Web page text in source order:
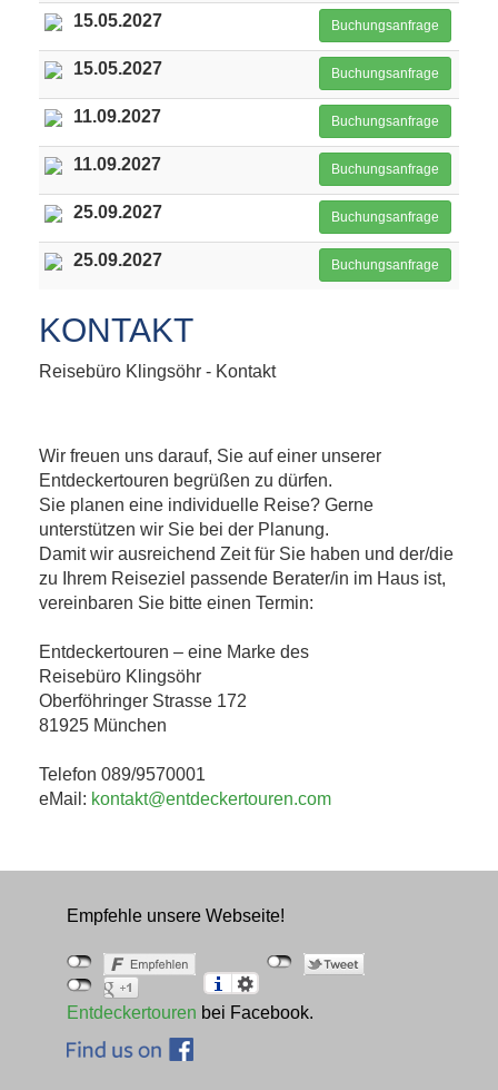
15.05.2027 Buchungsanfrage
15.05.2027 Buchungsanfrage
11.09.2027 Buchungsanfrage
11.09.2027 Buchungsanfrage
25.09.2027 Buchungsanfrage
25.09.2027 Buchungsanfrage
KONTAKT
Reisebüro Klingsöhr - Kontakt
Wir freuen uns darauf, Sie auf einer unserer
Entdeckertouren begrüßen zu dürfen.
Sie planen eine individuelle Reise? Gerne
unterstützen wir Sie bei der Planung.
Damit wir ausreichend Zeit für Sie haben und der/die
zu Ihrem Reiseziel passende Berater/in im Haus ist,
vereinbaren Sie bitte einen Termin:
Entdeckertouren – eine Marke des
Reisebüro Klingsöhr
Oberföhringer Strasse 172
81925 München
Telefon 089/9570001
eMail: kontakt@entdeckertouren.com
Empfehle unsere Webseite!
Entdeckertouren bei Facebook.